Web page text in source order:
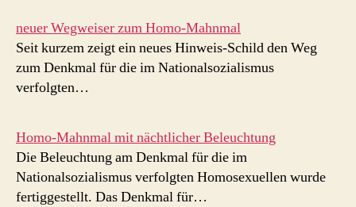
neuer Wegweiser zum Homo-Mahnmal
Seit kurzem zeigt ein neues Hinweis-Schild den Weg
zum Denkmal für die im Nationalsozialismus
verfolgten…
Homo-Mahnmal mit nächtlicher Beleuchtung
Die Beleuchtung am Denkmal für die im
Nationalsozialismus verfolgten Homosexuellen wurde
fertiggestellt. Das Denkmal für…